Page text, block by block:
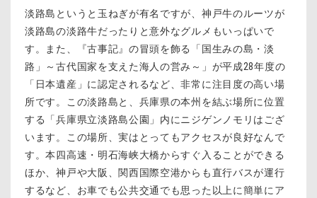
淡路島というと玉ねぎが有名ですが、神戸牛のルーツが
淡路島の淡路牛だったりと意外なグルメもいっぱいで
す。また、『古事記』の冒頭を飾る「国生みの島・淡
路」～古代国家を支えた海人の営み～」が平成28年度の
「日本遺産」に認定されるなど、非常に注目度の高い場
所です。この淡路島と、兵庫県の本州を結ぶ場所に位置
する「兵庫県立淡路島公園」内にニジゲンノモリはござ
います。この場所、実はとってもアクセスが良好なんで
す。本四高速・明石海峡大橋からすぐ入ることができる
ほか、神戸や大阪、関西国際空港からも直行バスが運行
するなど、お車でも公共交通でも思った以上に簡単にア